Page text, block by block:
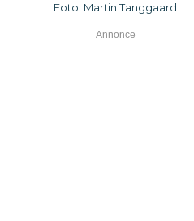
Foto: Martin Tanggaard